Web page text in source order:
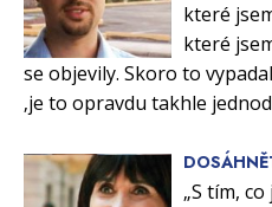
které
které
se objevily. Skoro to
‚je to opravdu takhle
„S tím,